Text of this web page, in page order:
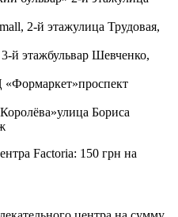
2-й этажулица Трудовая,
й этажбульвар Шевченко,
«Формаркет»проспект
улица Бориса
Factoria: 150 грн на